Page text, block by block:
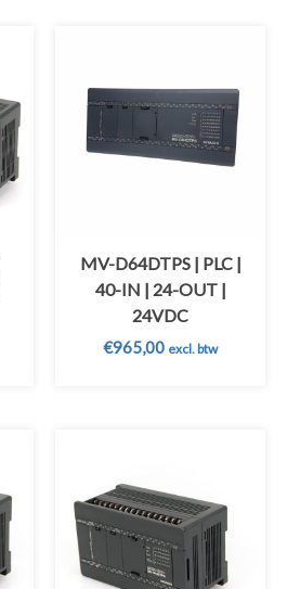
MV-D64DTPS | PLC |
40-IN | 24-OUT |
24VDC
€965,00 excl. btw